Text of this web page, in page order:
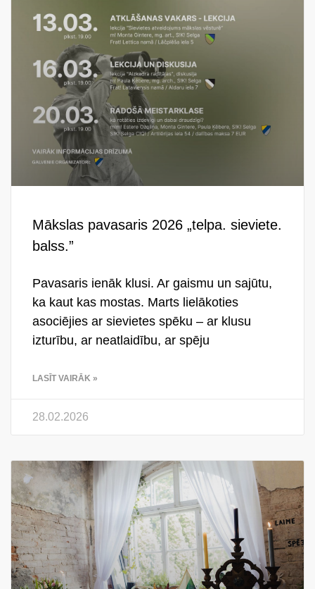
Mākslas pavasaris 2026 „telpa. sieviete.
balss.”
Pavasaris ienāk klusi. Ar gaismu un sajūtu,
ka kaut kas mostas. Marts lielākoties
asociējies ar sievietes spēku – ar klusu
izturību, ar neatlaidību, ar spēju
LASĪT VAIRĀK »
28.02.2026